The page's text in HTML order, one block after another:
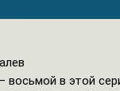
восьмой в этой